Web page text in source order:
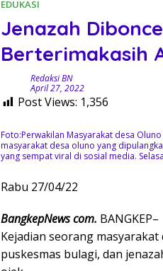
EDUKASI
Jenazah
Berterimakasih
Redaksi BN
April 27, 2022
Post Views: 1,356
Foto:Perwakilan Masyarakat desa
masyarakat desa oluno yang
yang sempat viral di sosial media.
Rabu 27/04/22
BangkepNews com. BANGKEP–
Kejadian seorang
puskesmas bulagi, dan